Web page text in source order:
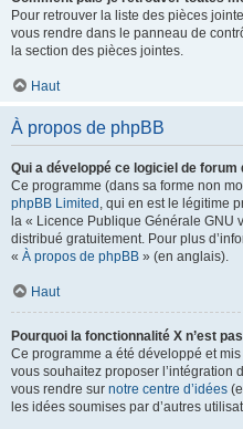
Pour retrouver la liste des pièces
vous rendre dans le panneau de
la section des pièces jointes.
Haut
À propos de phpBB
Qui a développé ce logiciel de
Ce programme (dans sa forme non
phpBB Limited , qui en est le légitime
la « Licence Publique Générale GNU
distribué gratuitement. Pour plus
« À propos de phpBB » (en anglais).
Haut
Pourquoi la fonctionnalité X n’est
Ce programme a été développé et
vous souhaitez proposer l’intégration
vous rendre sur notre centre d’idées
les idées soumises par d’autres